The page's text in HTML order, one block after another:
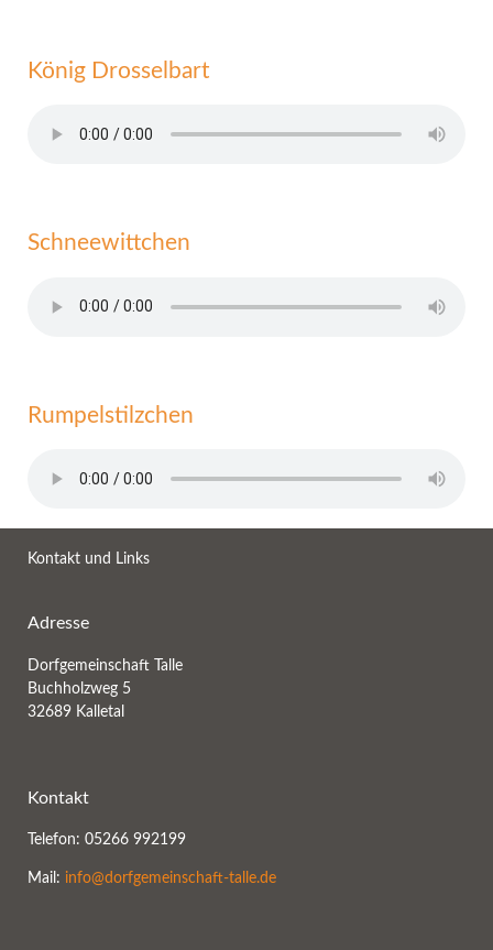
König Drosselbart
Schneewittchen
Rumpelstilzchen
Kontakt und Links
Adresse
Dorfgemeinschaft Talle
Buchholzweg 5
32689 Kalletal
Kontakt
Telefon: 05266 992199
Mail: info@dorfgemeinschaft-talle.de